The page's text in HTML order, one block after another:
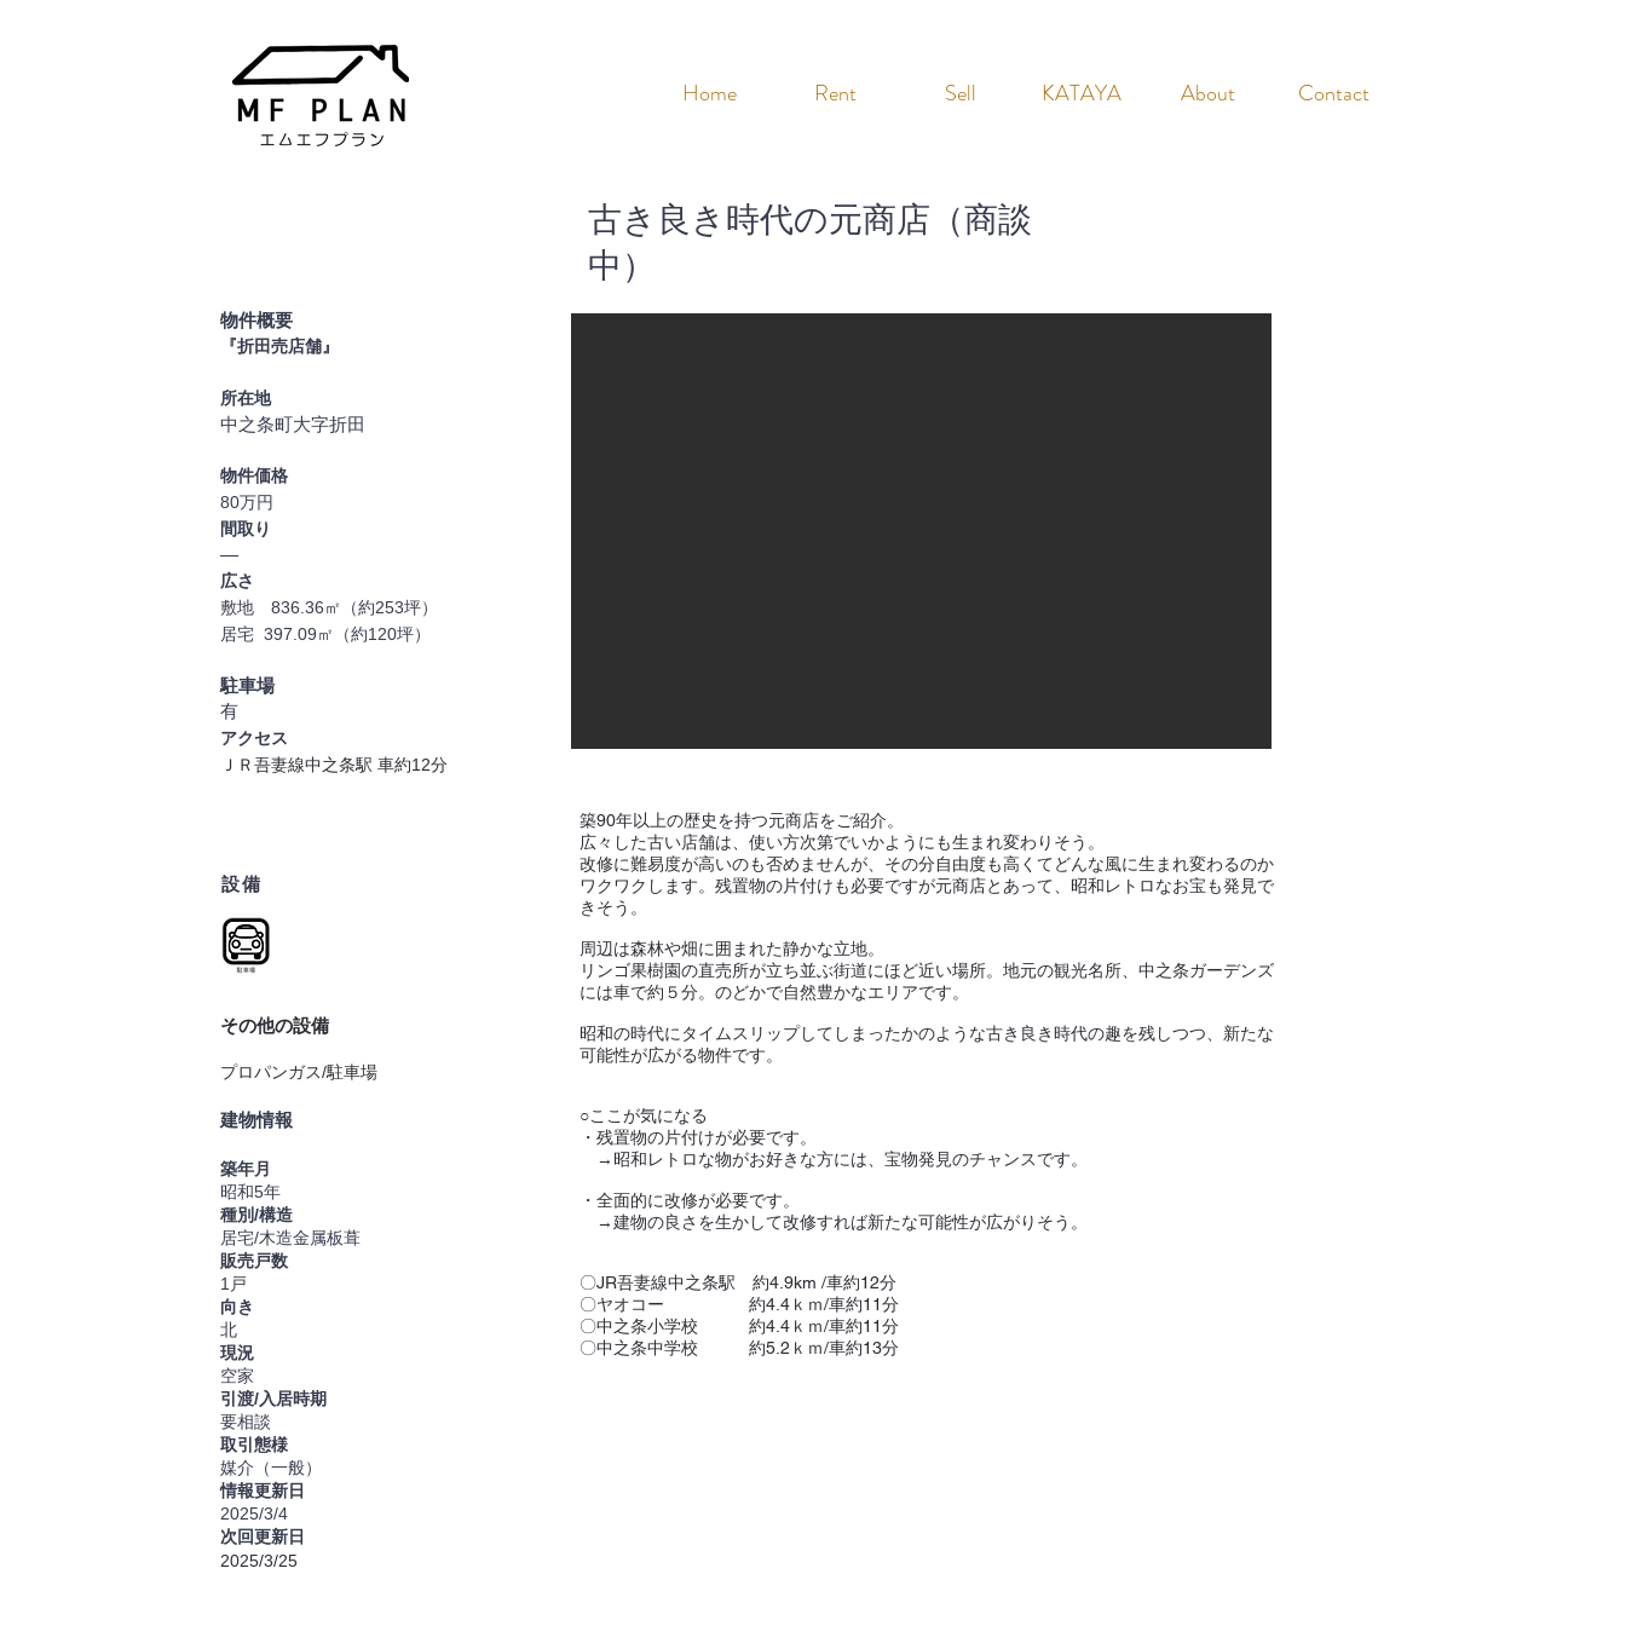
Home Rent KATAYA
Sell About Contact
古き良き時代の元商店（商談
中）
物件概要
『折田売店舗』
所在地
中之条町大字折田
物件価格
80万円
間取り
―
広さ
​敷地 836.36㎡（約253坪）
居宅 397.09㎡（約120坪）
駐車場
有
アクセス
ＪＲ吾妻線中之条駅 車約12分
​設備
その他の設備
プロパンガス/駐車場
建物情報
築年月
昭和5年
種別/構造
居宅/木造金属板葺
販売戸数
1戸
向き
北
現況
空家
引渡/入居時期
要相談
取引態様
媒介（一般）
情報更新日
2025/3/4
次回更新日
2025/3/25
築90年以上の歴史を持つ元商店をご紹介。
広々した古い店舗は、使い方次第でいかようにも生まれ変わりそう。
改修に難易度が高いのも否めませんが、その分自由度も高くてどんな風に生まれ変わるのか
ワクワクします。残置物の片付けも必要ですが元商店とあって、昭和レトロなお宝も発見で
きそう。
​周辺は森林や畑に囲まれた静かな立地。
リンゴ果樹園の直売所が立ち並ぶ街道にほど近い場所。地元の観光名所、中之条ガーデンズ
には車で約５分。のどかで自然豊かなエリアです。
昭和の時代にタイムスリップしてしまったかのような古き良き時代の趣を残しつつ、新たな
可能性が広がる物件です。
○ここが気になる
・残置物の片付けが必要です。
→昭和レトロな物がお好きな方には、宝物発見のチャンスです。
・全面的に改修が必要です。
→建物の良さを生かして改修すれば新たな可能性が広がりそう。
〇JR吾妻線中之条駅 約4.9km /車約12分
〇ヤオコー 約4.4ｋｍ/車約11分
〇中之条小学校 約4.4ｋｍ/車約11分
​〇中之条中学校 約5.2ｋｍ/車約13分